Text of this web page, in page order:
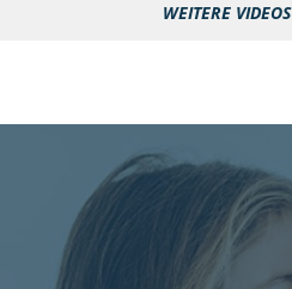
WEITERE VIDEOS